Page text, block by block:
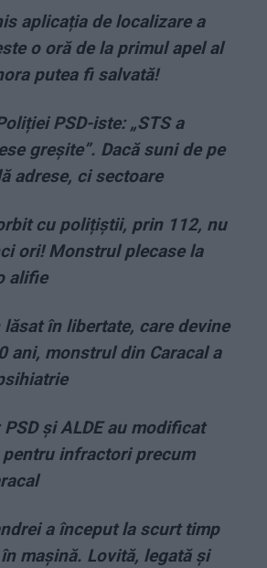
aplicația de localizare a
o oră de la primul apel al
putea fi salvată!
PSD-iste: „STS a
greșite”. Dacă suni de pe
adrese, ci sectoare
cu polițiștii, prin 112, nu
ori! Monstrul plecase la
alifie
în libertate, care devine
ani, monstrul din Caracal a
PSD și ALDE au modificat
pentru infractori precum
a început la scurt timp
mașină. Lovită, legată și